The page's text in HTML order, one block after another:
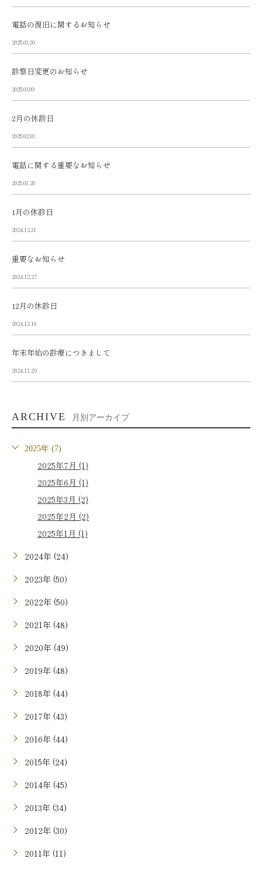
電話の復旧に関するお知らせ
2025.03.26
診察日変更のお知らせ
2025.03.09
2月の休診日
2025.02.03
電話に関する重要なお知らせ
2025.01.20
1月の休診日
2024.12.31
重要なお知らせ
2024.12.27
12月の休診日
2024.12.10
年末年始の診療につきまして
2024.11.29
ARCHIVE 月別アーカイブ
2025年 (7)
2025年7月 (1)
2025年6月 (1)
2025年3月 (2)
2025年2月 (2)
2025年1月 (1)
2024年 (24)
2023年 (50)
2022年 (50)
2021年 (48)
2020年 (49)
2019年 (48)
2018年 (44)
2017年 (43)
2016年 (44)
2015年 (24)
2014年 (45)
2013年 (34)
2012年 (30)
2011年 (11)